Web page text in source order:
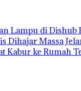
Lampu di Dishub
Dihajar Massa
Kabur ke Rumah